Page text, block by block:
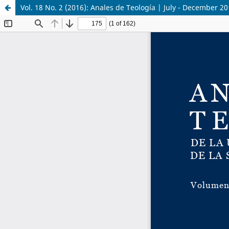
Vol. 18 No. 2 (2016): Anales de Teología | July - December